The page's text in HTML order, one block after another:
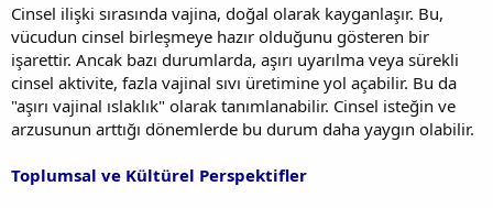
Cinsel ilişki sırasında vajina, doğal olarak kayganlaşır. Bu,
vücudun cinsel birleşmeye hazır olduğunu gösteren bir
işarettir. Ancak bazı durumlarda, aşırı uyarılma veya sürekli
cinsel aktivite, fazla vajinal sıvı üretimine yol açabilir. Bu da
"aşırı vajinal ıslaklık" olarak tanımlanabilir. Cinsel isteğin ve
arzusunun arttığı dönemlerde bu durum daha yaygın olabilir.
Toplumsal ve Kültürel Perspektifler